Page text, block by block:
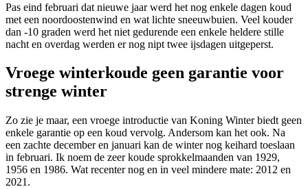
Pas eind februari dat nieuwe jaar werd het nog enkele dagen koud
met een noordoostenwind en wat lichte sneeuwbuien. Veel kouder
dan -10 graden werd het niet gedurende een enkele heldere stille
nacht en overdag werden er nog nipt twee ijsdagen uitgeperst.
Vroege winterkoude geen garantie voor
strenge winter
Zo zie je maar, een vroege introductie van Koning Winter biedt geen
enkele garantie op een koud vervolg. Andersom kan het ook. Na
een zachte december en januari kan de winter nog keihard toeslaan
in februari. Ik noem de zeer koude sprokkelmaanden van 1929,
1956 en 1986. Wat recenter nog en in veel mindere mate: 2012 en
2021.